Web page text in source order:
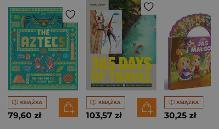
KSIĄŻKA
79,60 zł
KSIĄŻKA
103,57 zł
KSIĄŻKA
30,25 zł